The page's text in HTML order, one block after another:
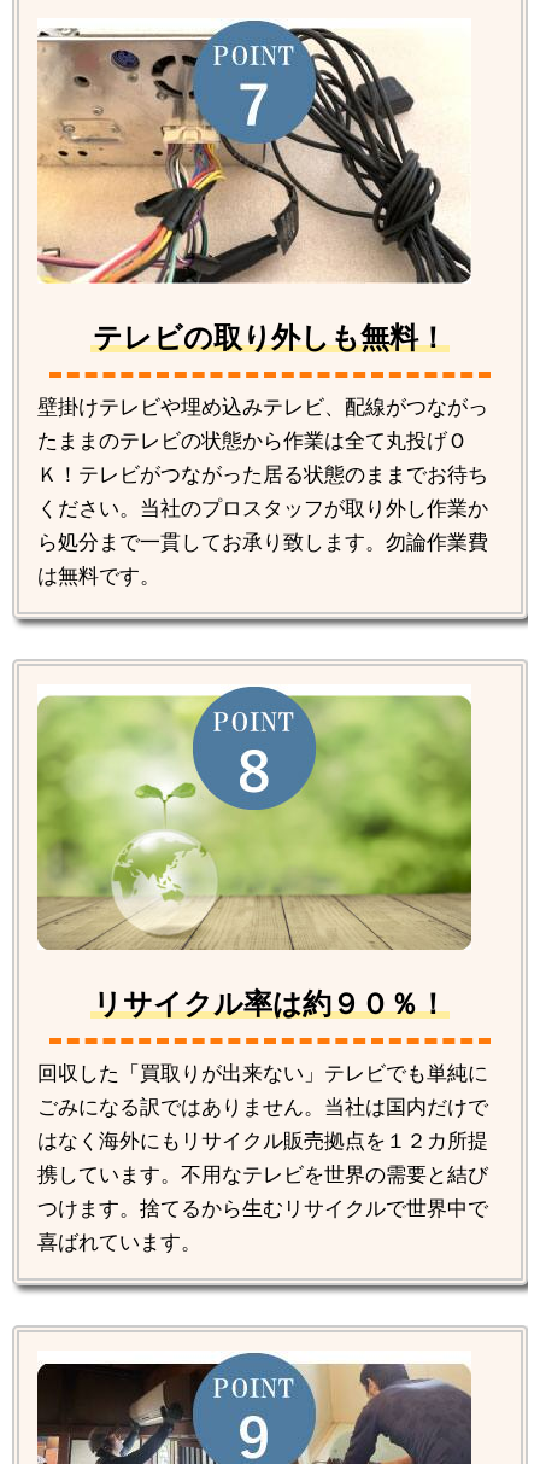
テレビの取り外しも無料！
壁掛けテレビや埋め込みテレビ、配線がつながっ
たままのテレビの状態から作業は全て丸投げＯ
Ｋ！テレビがつながった居る状態のままでお待ち
ください。当社のプロスタッフが取り外し作業か
ら処分まで一貫してお承り致します。勿論作業費
は無料です。
リサイクル率は約９０％！
回収した「買取りが出来ない」テレビでも単純に
ごみになる訳ではありません。当社は国内だけで
はなく海外にもリサイクル販売拠点を１２カ所提
携しています。不用なテレビを世界の需要と結び
つけます。捨てるから生むリサイクルで世界中で
喜ばれています。